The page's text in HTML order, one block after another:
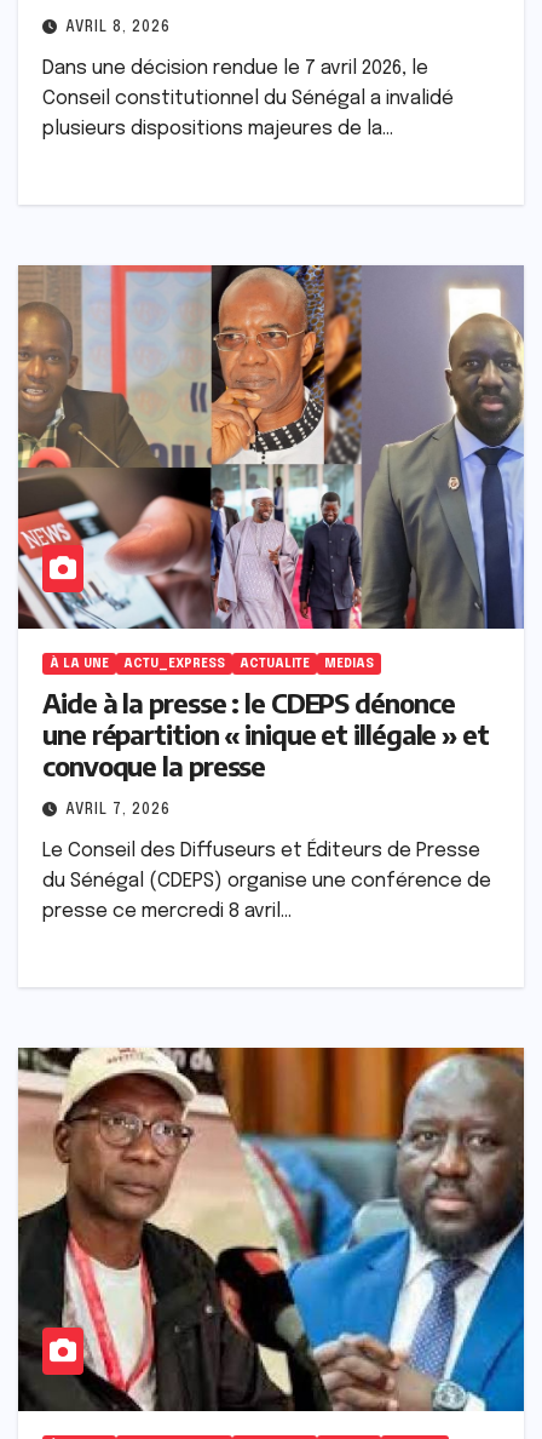
AVRIL 8, 2026
Dans une décision rendue le 7 avril 2026, le
Conseil constitutionnel du Sénégal a invalidé
plusieurs dispositions majeures de la…
À LA UNE ACTU_EXPRESS ACTUALITE MEDIAS
Aide à la presse : le CDEPS dénonce
une répartition « inique et illégale » et
convoque la presse
AVRIL 7, 2026
Le Conseil des Diffuseurs et Éditeurs de Presse
du Sénégal (CDEPS) organise une conférence de
presse ce mercredi 8 avril…